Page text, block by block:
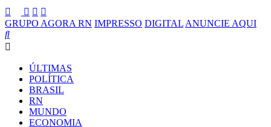
GRUPO AGORA RN IMPRESSO DIGITAL ANUNCIE AQUI
ÚLTIMAS
POLÍTICA
BRASIL
RN
MUNDO
ECONOMIA